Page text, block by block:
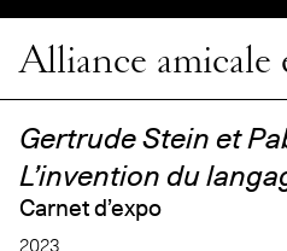
Alliance amicale
Gertrude Stein et
L’invention du
Carnet d’expo
2023